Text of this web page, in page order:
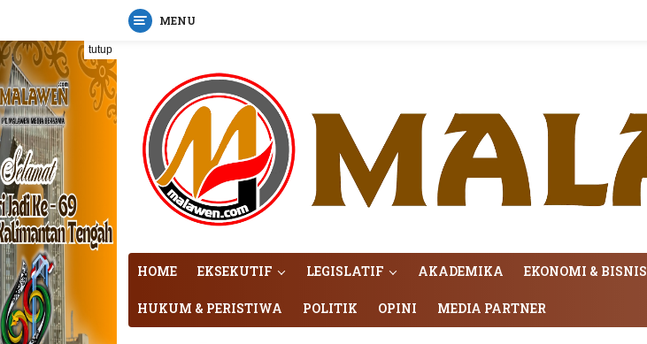
Langsung
ke
konten
MENU
tutup
HOME EKSEKUTIF LEGISLATIF AKADEMIKA EKONOMI & BISNIS
HUKUM & PERISTIWA POLITIK OPINI MEDIA PARTNER